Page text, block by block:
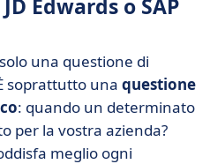
Edwards o SAP
una questione di
soprattutto una questione
: quando un determinato
per la vostra azienda?
meglio ogni